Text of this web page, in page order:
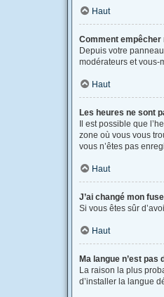
Haut
Comment empêcher
Depuis votre
modérateurs et vous-
Haut
Les heures ne sont
Il est possible que
zone où vous vous
vous n’êtes pas
Haut
J’ai changé mon
Si vous êtes sûr
Haut
Ma langue n’est pas
La raison la plus
d’installer la langue